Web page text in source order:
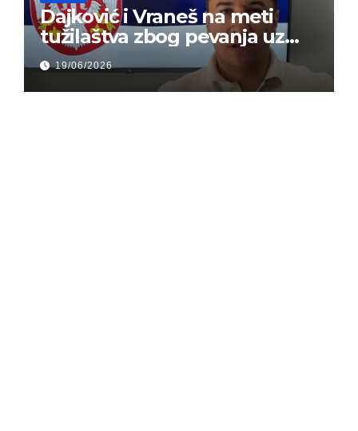
Dajković i Vraneš na meti
tužilaštva zbog pevanja uz
gusle
19/06/2026